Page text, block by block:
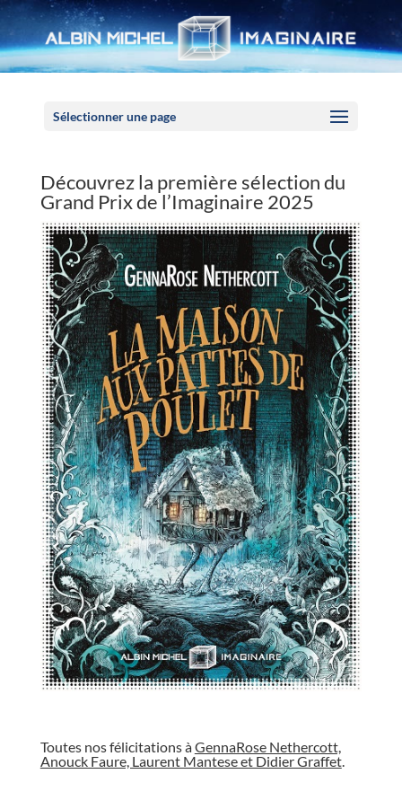
Sélectionner une page
Découvrez la première sélection du
Grand Prix de l’Imaginaire 2025
Toutes nos félicitations àGennaRose Nethercott,
Anouck Faure, Laurent Mantese et Didier Graffet.
Panneau de gestion des cookies